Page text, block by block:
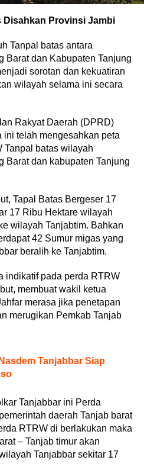
Disahkan Provinsi Jambi
Tanpal batas antara
Barat dan Kabupaten Tanjung
sorotan dan kekuatiran
wilayah selama ini secara
Rakyat Daerah (DPRD)
ini telah mengesahkan peta
Tanpal batas wilayah
Barat dan kabupaten Tanjung
Tapal Batas Bergeser 17
17 Ribu Hektare wilayah
wilayah Tanjabtim. Bahkan
42 Sumur migas yang
beralih ke Tanjabtim.
indikatif pada perda RTRW
membuat wakil ketua
merasa jika penetapan
merugikan Pemkab Tanjab
Tanjabbar Siap
Tanjabbar ini Perda
daerah Tanjab barat
RTRW di berlakukan maka
– Tanjab timur akan
Tanjabbar sekitar 17